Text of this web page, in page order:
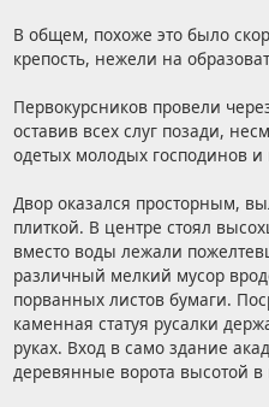
В общем, похоже это было
крепость, нежели на
Первокурсников провели
оставив всех слуг позади,
одетых молодых господинов и
Двор оказался просторным,
плиткой. В центре стоял
вместо воды лежали
различный мелкий мусор
порванных листов бумаги.
каменная статуя русалки
руках. Вход в само здание
деревянные ворота высотой в